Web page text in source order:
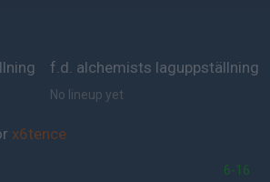
f.d. alchemists laguppställning
No lineup yet
x6tence
6-16